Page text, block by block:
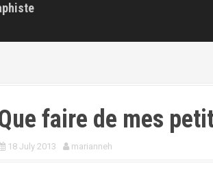
faire de mes
18 July 2013 marianneh